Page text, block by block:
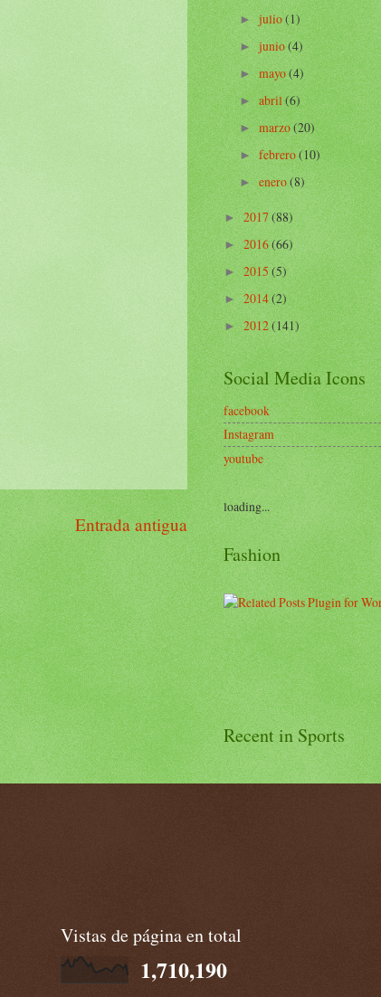
Entrada antigua
►julio(1)
►junio(4)
►mayo(4)
► abril(6)
►marzo(20)
►febrero(10)
►enero(8)
►2017(88)
►2016(66)
►2015(5)
► 2014(2)
►2012(141)
Social Media Icons
facebook
Instagram
youtube
loading...
Fashion
Recent in Sports
Vistas de página en total
1,710,190